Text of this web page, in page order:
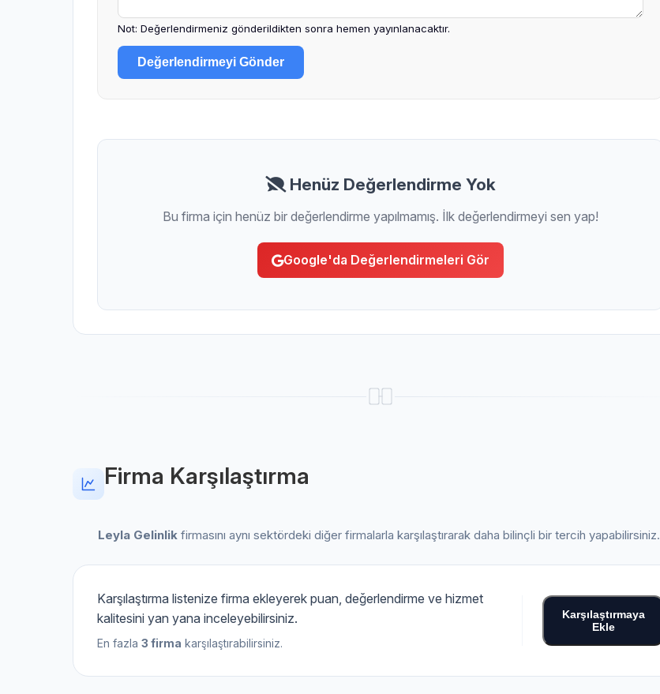
Not: Değerlendirmeniz gönderildikten sonra hemen yayınlanacaktır.
Değerlendirmeyi Gönder
Henüz Değerlendirme Yok
Bu firma için henüz bir değerlendirme yapılmamış. İlk değerlendirmeyi sen yap!
Google'da Değerlendirmeleri Gör
Firma Karşılaştırma
Leyla Gelinlik firmasını aynı sektördeki diğer firmalarla karşılaştırarak daha bilinçli bir tercih yapabilirsiniz.
Karşılaştırma listenize firma ekleyerek puan, değerlendirme ve hizmet
kalitesini yan yana inceleyebilirsiniz.
En fazla 3 firma karşılaştırabilirsiniz.
Karşılaştırmaya
Ekle